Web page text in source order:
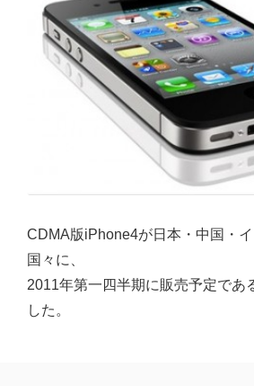
CDMA版iPhone4が日本・中国・
国々に、
2011年第一四半期に販売予定であ
した。